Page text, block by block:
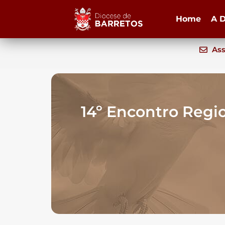
Home A
14º Encontro